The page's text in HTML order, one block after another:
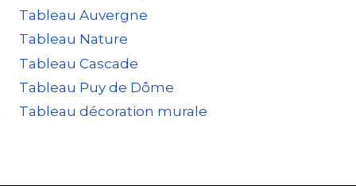
Tableau Auvergne
Tableau Nature
Tableau Cascade
Tableau Puy de Dôme
Tableau décoration murale